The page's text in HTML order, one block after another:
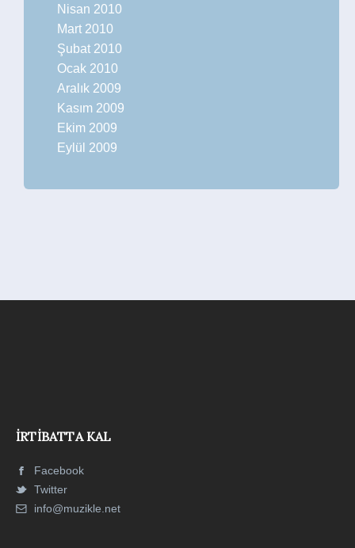
Nisan 2010
Mart 2010
Şubat 2010
Ocak 2010
Aralık 2009
Kasım 2009
Ekim 2009
Eylül 2009
İRTIBATTA KAL
Facebook
Twitter
info@muzikle.net